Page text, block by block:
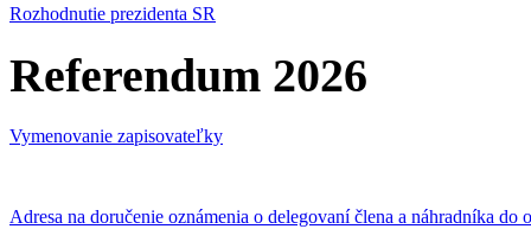
Rozhodnutie prezidenta SR
Referendum 2026
Vymenovanie zapisovateľky
Adresa na doručenie oznámenia o delegovaní člena a náhradníka